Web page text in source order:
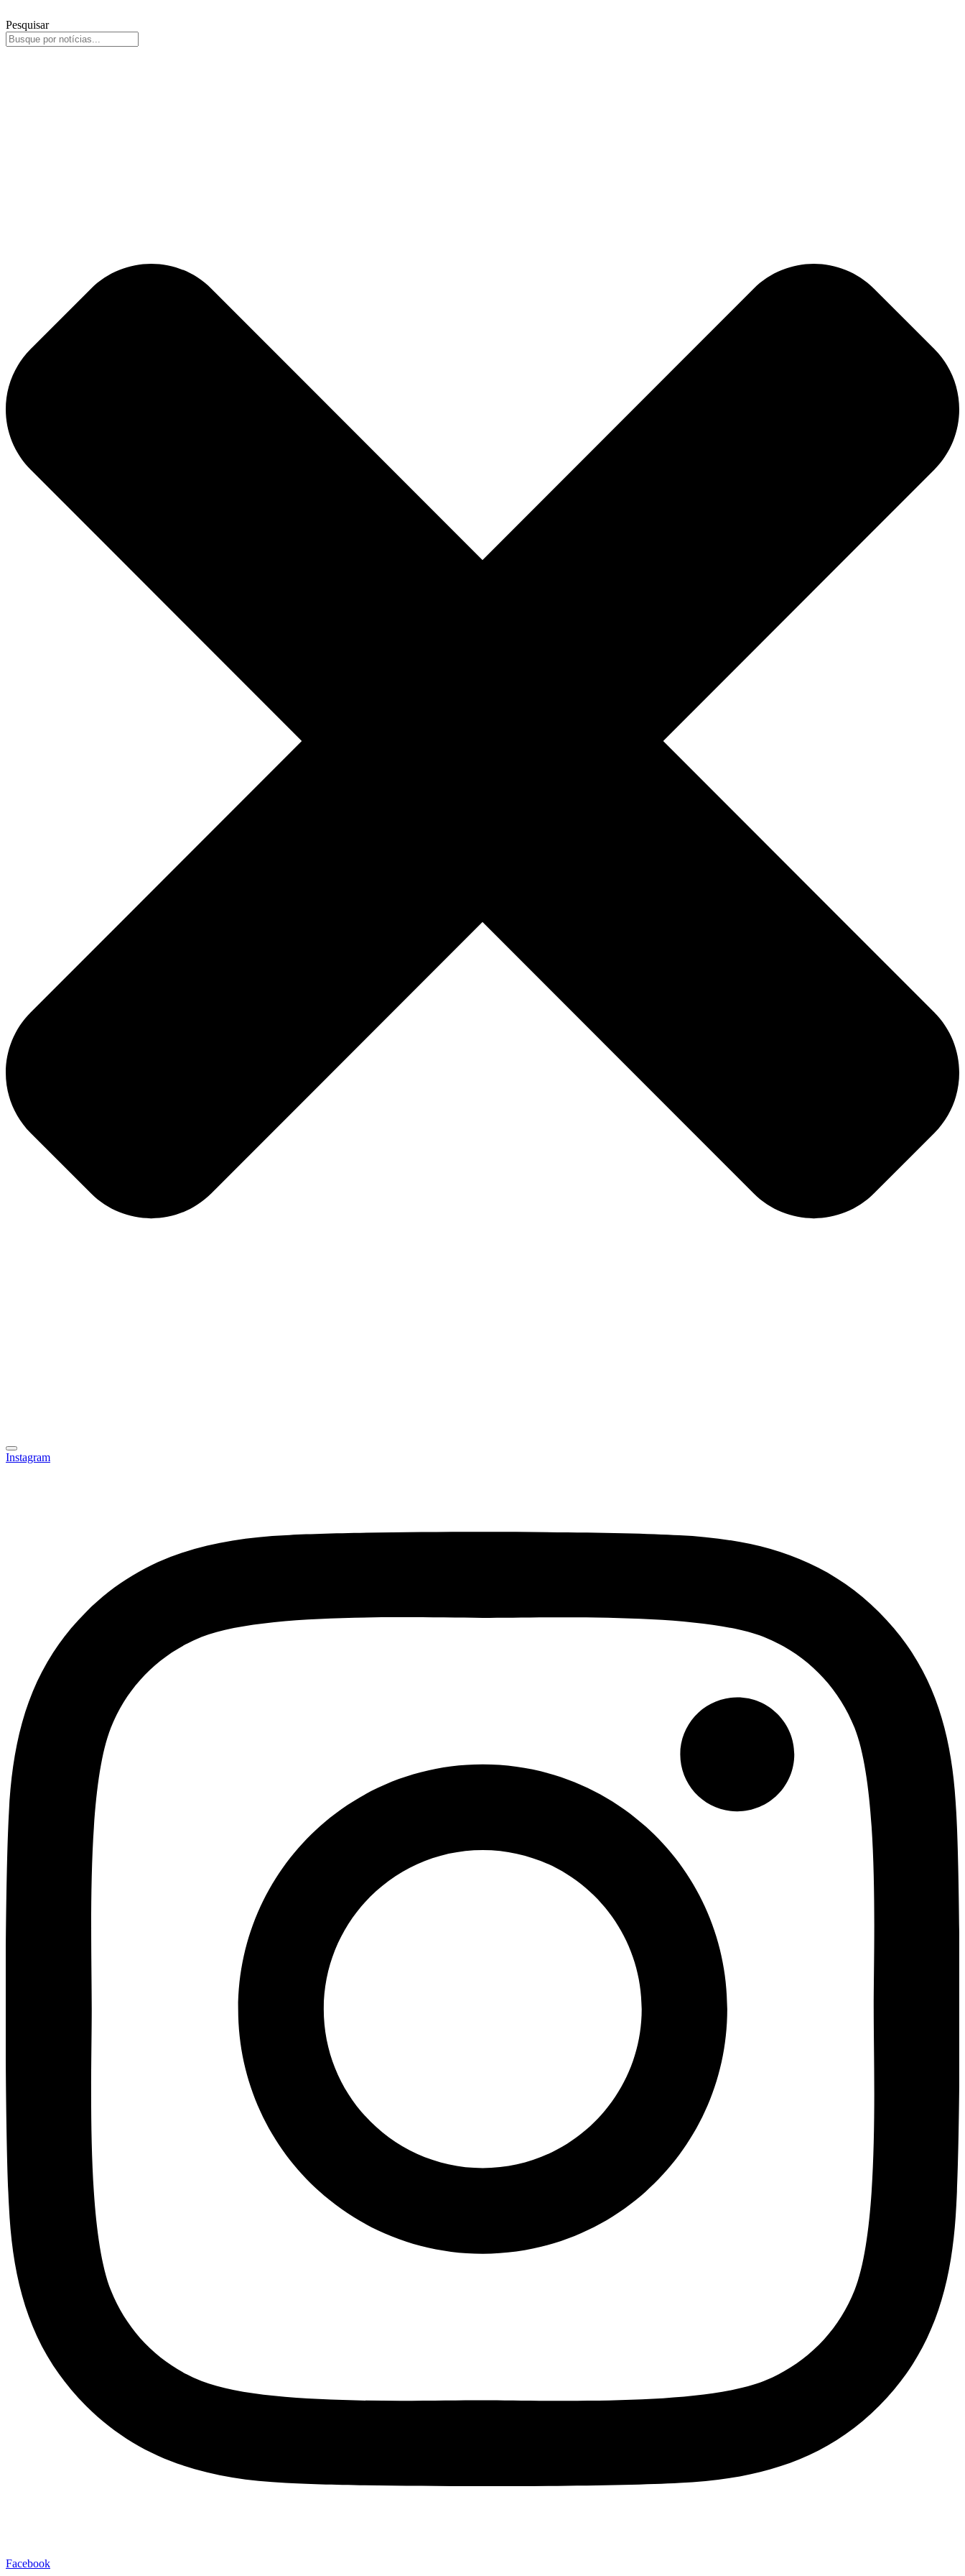
Pesquisar
Instagram
Facebook